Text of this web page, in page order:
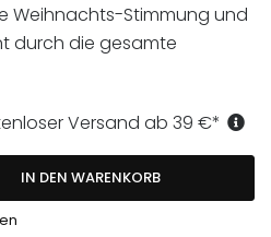
Weihnachts-Stimmung und
durch die gesamte
Versand ab 39 €*
IN DEN WARENKORB